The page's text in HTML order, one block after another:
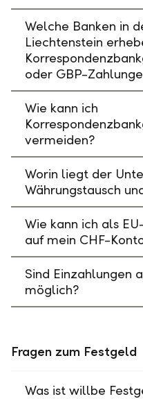
Welche Banken in
Liechtenstein
oder GBP-
Wie kann ich
vermeiden?
Worin liegt der
Währungstausch
Wie kann ich als
auf mein CHF-
Sind Einzahlungen
möglich?
Fragen zum Festgeld
Was ist willbe